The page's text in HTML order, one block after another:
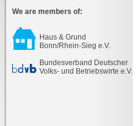
We are members of:
Haus & Grund
Bonn/Rhein-Sieg e.V.
Bundesverband Deutscher
Volks- und Betriebswirte e.V.